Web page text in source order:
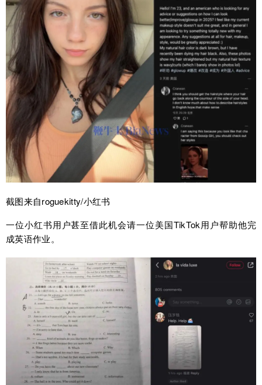
截图来自roguekitty/小红书
一位小红书用户甚至借此机会请一位美国TikTok用户帮助他完
成英语作业。